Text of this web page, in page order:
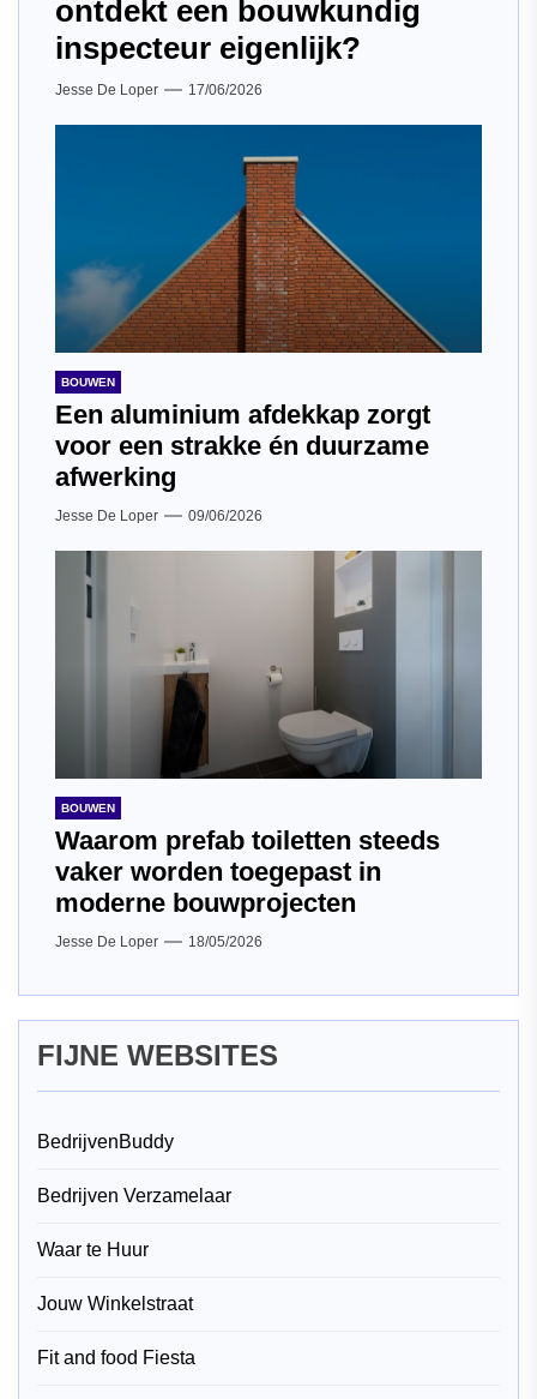
ontdekt een bouwkundig
inspecteur eigenlijk?
Jesse De Loper 17/06/2026
BOUWEN
Een aluminium afdekkap zorgt
voor een strakke én duurzame
afwerking
Jesse De Loper 09/06/2026
BOUWEN
Waarom prefab toiletten steeds
vaker worden toegepast in
moderne bouwprojecten
Jesse De Loper 18/05/2026
FIJNE WEBSITES
BedrijvenBuddy
Bedrijven Verzamelaar
Waar te Huur
Jouw Winkelstraat
Fit and food Fiesta